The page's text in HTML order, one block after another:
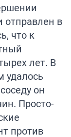
отправлен в
что к
лет. В
удалось
он
Просто-
против